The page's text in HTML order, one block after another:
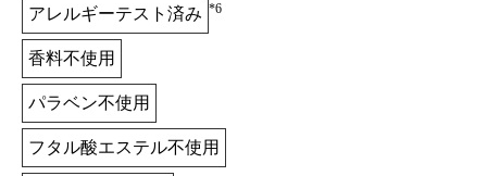
アレルギーテスト済み *6
香料不使用
パラベン不使用
フタル酸エステル不使用